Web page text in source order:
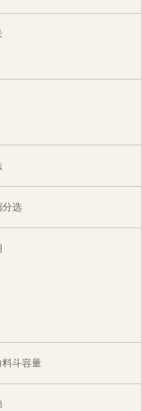
分选
料斗容量